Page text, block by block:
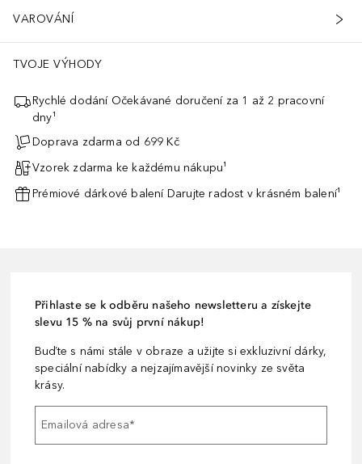
VAROVÁNÍ
TVOJE VÝHODY
Rychlé dodání Očekávané doručení za 1 až 2 pracovní
dny¹
Doprava zdarma od 699 Kč
Vzorek zdarma ke každému nákupu¹
Prémiové dárkové balení Darujte radost v krásném balení¹
Přihlaste se k odběru našeho newsletteru a získejte
slevu 15 % na svůj první nákup!
Buďte s námi stále v obraze a užijte si exkluzivní dárky,
speciální nabídky a nejzajímavější novinky ze světa
krásy.
Emailová adresa*